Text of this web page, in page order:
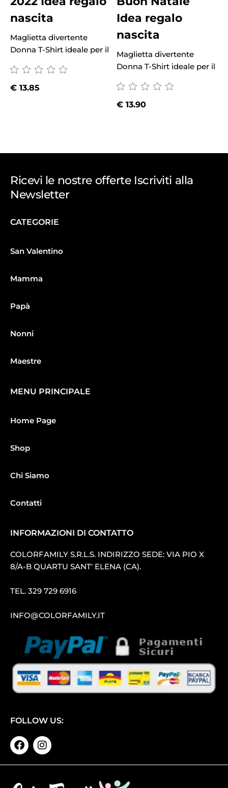
nascita
Maglietta divertente
Donna T-Shirt ideale per il
€13.85
Idea regalo
nascita
Maglietta divertente
Donna T-Shirt ideale per il
€ 13.90
Ricevi le nostre offerte Iscriviti alla
Newsletter
CATEGORIE
San Valentino
Mamma
Papà
Nonni
Maestre
MENU PRINCIPALE
Home Page
Shop
Chi Siamo
Contatti
INFORMAZIONI DI CONTATTO
COLORFAMILY S.R.L.S. INDIRIZZO SEDE: VIA PIO X
8/A-B QUARTU SANT′ ELENA (CA).
TEL. 329 729 6916
INFO@COLORFAMILY.IT
FOLLOW US: